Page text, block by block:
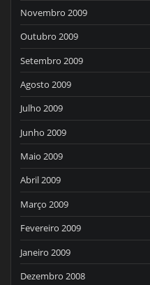
Novembro 2009
Outubro 2009
Setembro 2009
Agosto 2009
Julho 2009
Junho 2009
Maio 2009
Abril 2009
Março 2009
Fevereiro 2009
Janeiro 2009
Dezembro 2008